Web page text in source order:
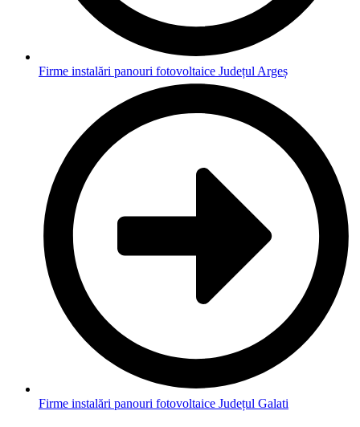
Firme instalări panouri fotovoltaice Județul Argeș
Firme instalări panouri fotovoltaice Județul Galati